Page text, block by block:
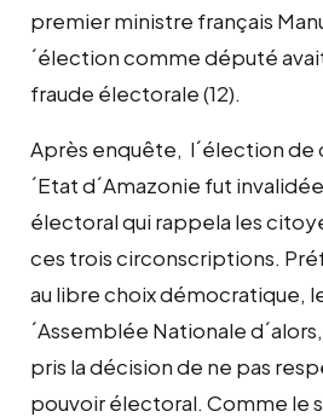
premier ministre français
´élection comme député
fraude électorale (12).
Après enquête, l´élection de
´Etat d´Amazonie fut
électoral qui rappela les
ces trois circonscriptions.
au libre choix démocratique,
´Assemblée Nationale
pris la décision de ne pas
pouvoir électoral. Comme le